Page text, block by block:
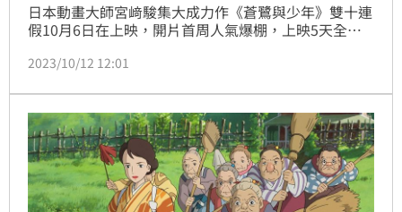
日本動畫大師宮﨑駿集大成力作《蒼鷺與少年》雙十連
假10月6日在上映，開片首周人氣爆棚，上映5天全台
史吉卜力動畫在台首周票房新高紀錄。
2023/10/12 12:01